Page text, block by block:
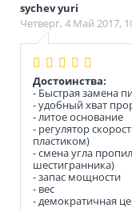
sychev yuri
Четверг, 4 Май 2017,
Достоинства:
- Быстрая замена
- удобный хват
- литое основание
- регулятор
пластиком)
- смена угла
шестигранника)
- запас мощности
- вес
- демократичная